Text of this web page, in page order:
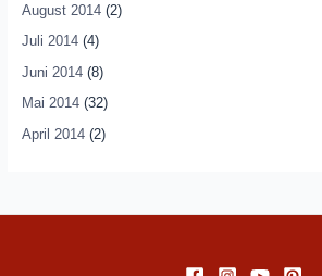
August 2014(2)
Juli 2014(4)
Juni 2014(8)
Mai 2014(32)
April 2014(2)